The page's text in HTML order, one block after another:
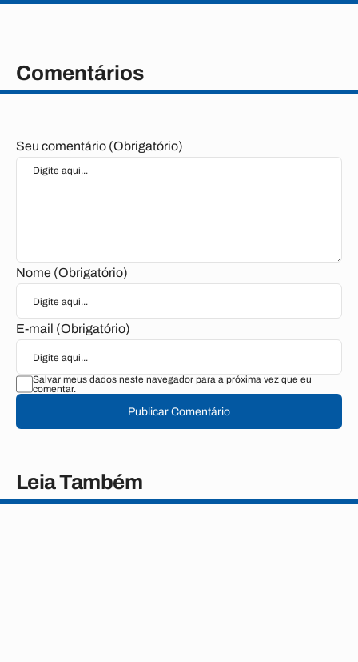
Comentários
Seu comentário (Obrigatório)
Nome (Obrigatório)
E-mail (Obrigatório)
Salvar meus dados neste navegador para a próxima vez que eu
comentar.
Publicar Comentário
Leia Também